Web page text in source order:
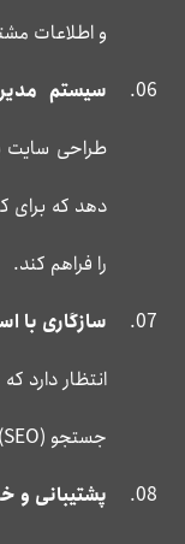
و اطلاعات
سیستم
دهد که برای
را فراهم کند.
سازگاری با
انتظار دارد
جستجو (SEO) ساخته شود.
پشتیبانی